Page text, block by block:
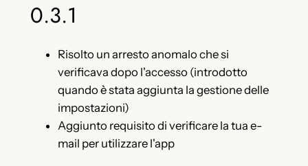
0.3.1
Risolto un arresto anomalo che si
verificava dopo l'accesso (introdotto
quando è stata aggiunta la gestione delle
impostazioni)
Aggiunto requisito di verificare la tua e-
mail per utilizzare l'app